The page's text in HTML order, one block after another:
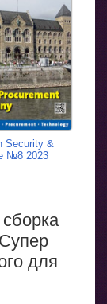
Security &
№8 2023
для